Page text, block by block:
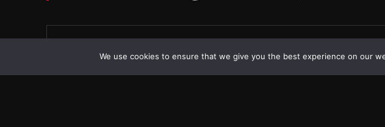
We use cookies to ensure that we give you the best experience on our